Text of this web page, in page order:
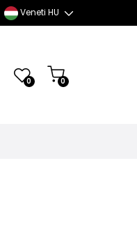
Veneti HU
0 0